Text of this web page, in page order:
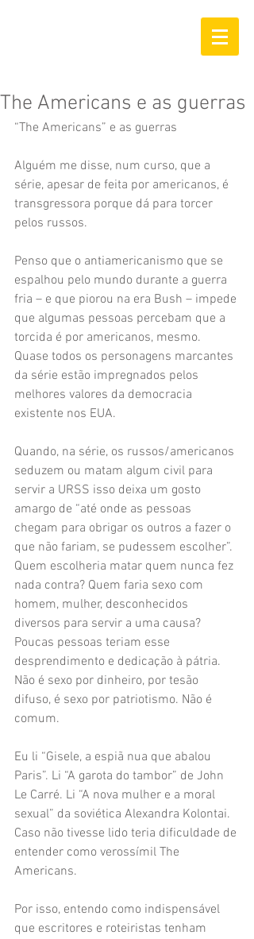
The Americans e as guerras
“The Americans” e as guerras
Alguém me disse, num curso, que a
série, apesar de feita por americanos, é
transgressora porque dá para torcer
pelos russos.
Penso que o antiamericanismo que se
espalhou pelo mundo durante a guerra
fria – e que piorou na era Bush – impede
que algumas pessoas percebam que a
torcida é por americanos, mesmo.
Quase todos os personagens marcantes
da série estão impregnados pelos
melhores valores da democracia
existente nos EUA.
Quando, na série, os russos/americanos
seduzem ou matam algum civil para
servir a URSS isso deixa um gosto
amargo de “até onde as pessoas
chegam para obrigar os outros a fazer o
que não fariam, se pudessem escolher”.
Quem escolheria matar quem nunca fez
nada contra? Quem faria sexo com
homem, mulher, desconhecidos
diversos para servir a uma causa?
Poucas pessoas teriam esse
desprendimento e dedicação à pátria.
Não é sexo por dinheiro, por tesão
difuso, é sexo por patriotismo. Não é
comum.
Eu li “Gisele, a espiã nua que abalou
Paris”. Li “A garota do tambor” de John
Le Carré. Li “A nova mulher e a moral
sexual” da soviética Alexandra Kolontai.
Caso não tivesse lido teria dificuldade de
entender como verossímil The
Americans.
Por isso, entendo como indispensável
que escritores e roteiristas tenham